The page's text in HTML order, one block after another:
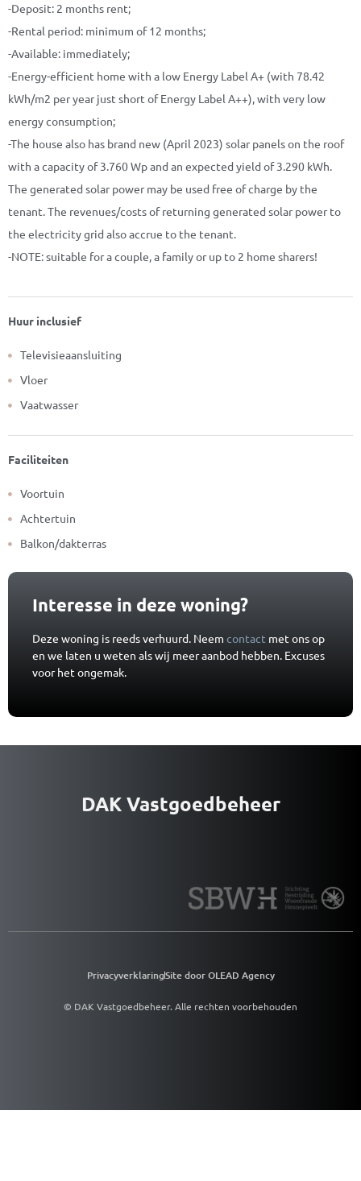
-Deposit: 2 months rent;
-Rental period: minimum of 12 months;
-Available: immediately;
-Energy-efficient home with a low Energy Label A+ (with 78.42
kWh/m2 per year just short of Energy Label A++), with very low
energy consumption;
-The house also has brand new (April 2023) solar panels on the roof
with a capacity of 3.760 Wp and an expected yield of 3.290 kWh.
The generated solar power may be used free of charge by the
tenant. The revenues/costs of returning generated solar power to
the electricity grid also accrue to the tenant.
-NOTE: suitable for a couple, a family or up to 2 home sharers!
Huur inclusief
Televisieaansluiting
Vloer
Vaatwasser
Faciliteiten
Voortuin
Achtertuin
Balkon/dakterras
Interesse in deze woning?
Deze woning is reeds verhuurd. Neem contact met ons op
en we laten u weten als wij meer aanbod hebben. Excuses
voor het ongemak.
DAK Vastgoedbeheer
PrivacyverklaringSite door OLEAD Agency
© DAK Vastgoedbeheer. Alle rechten voorbehouden